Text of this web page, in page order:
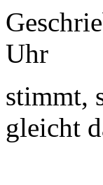
Uhr
stimmt,
gleicht